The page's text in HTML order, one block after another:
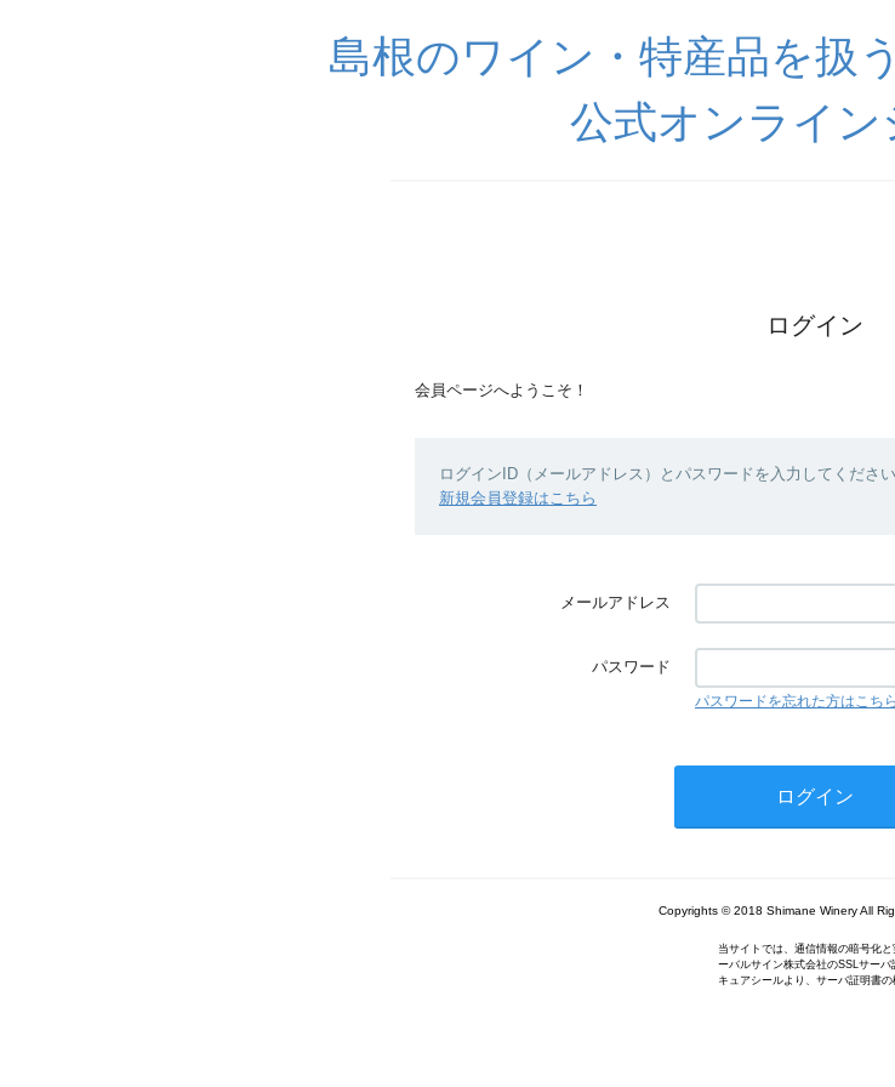
島根のワイン・特産品を扱
公式オンライ
ログイン
会員ページへようこそ！
ログインID（メールアドレス）とパスワードを入力してください
新規会員登録はこちら
メールアドレス
パスワード
パスワードを忘れた方はこちら
Copyrights © 2018 Shimane Winery All
当サイトでは、通信情報の暗号化
ーバルサイン株式会社のSSLサー
キュアシールより、サーバ証明書の